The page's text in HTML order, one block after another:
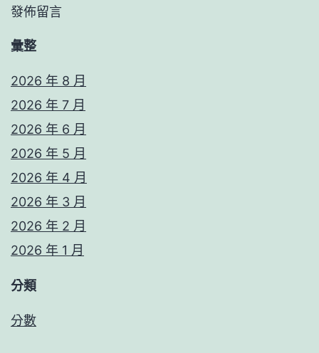
發佈留言
彙整
2026 年 8 月
2026 年 7 月
2026 年 6 月
2026 年 5 月
2026 年 4 月
2026 年 3 月
2026 年 2 月
2026 年 1 月
分類
分數